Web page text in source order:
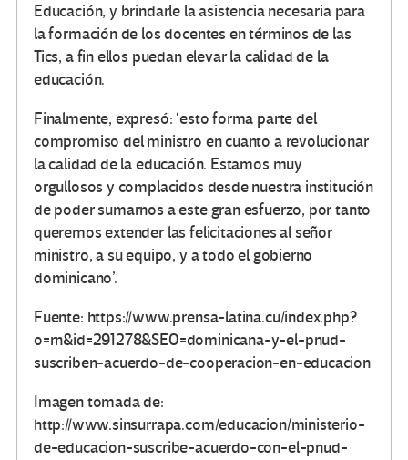
Educación, y brindarle la asistencia necesaria para
la formación de los docentes en términos de las
Tics, a fin ellos puedan elevar la calidad de la
educación.
Finalmente, expresó: ‘esto forma parte del
compromiso del ministro en cuanto a revolucionar
la calidad de la educación. Estamos muy
orgullosos y complacidos desde nuestra institución
de poder sumarnos a este gran esfuerzo, por tanto
queremos extender las felicitaciones al señor
ministro, a su equipo, y a todo el gobierno
dominicano’.
Fuente: https://www.prensa-latina.cu/index.php?
o=rn&id=291278&SEO=dominicana-y-el-pnud-
suscriben-acuerdo-de-cooperacion-en-educacion
Imagen tomada de:
http://www.sinsurrapa.com/educacion/ministerio-
de-educacion-suscribe-acuerdo-con-el-pnud-